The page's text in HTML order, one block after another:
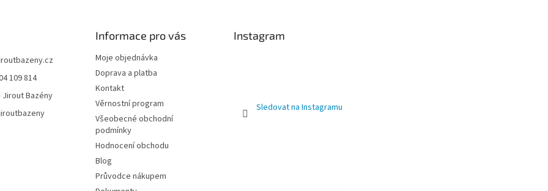
109 814
Jirout Bazény
Informace pro vás
Moje objednávka
Doprava a platba
Kontakt
Věrnostní program
Všeobecné obchodní
podmínky
Hodnocení obchodu
Blog
Průvodce nákupem
Instagram
Sledovat na Instagramu